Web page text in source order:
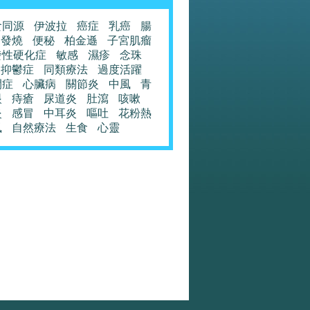
源 伊波拉 癌症 乳癌
腸
發燒
便秘 柏金遜
子宮肌瘤
硬化症
敏感 濕疹
念珠
抑鬱症
同類療法
過度活躍
心臟病 關節炎 中風
青
痔瘡 尿道炎 肚瀉
咳嗽
感冒 中耳炎 嘔吐
花粉熱
自然療法 生食 心靈